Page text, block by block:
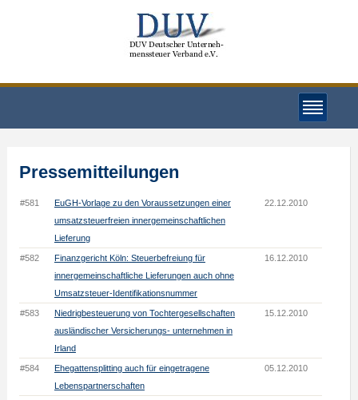
Pressemitteilungen
#581
EuGH-Vorlage zu den Voraussetzungen einer
umsatzsteuerfreien innergemeinschaftlichen
Lieferung
22.12.2010
#582
Finanzgericht Köln: Steuerbefreiung für
innergemeinschaftliche Lieferungen auch ohne
Umsatzsteuer-Identifikationsnummer
16.12.2010
#583
Niedrigbesteuerung von Tochtergesellschaften
ausländischer Versicherungs- unternehmen in
Irland
15.12.2010
#584
Ehegattensplitting auch für eingetragene
Lebenspartnerschaften
05.12.2010